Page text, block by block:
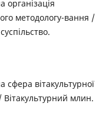
методологу-вання /
сфера вітакультурної
млин.